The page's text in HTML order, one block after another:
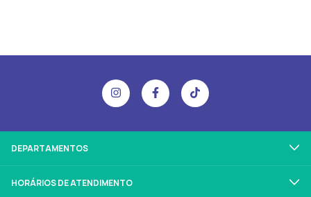
DEPARTAMENTOS
HORÁRIOS DE ATENDIMENTO